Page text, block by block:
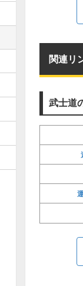
関連リ
武士道